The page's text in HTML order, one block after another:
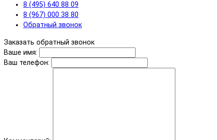
8 (495) 640 88 09
8 (967) 000 38 80
Обратный звонок
Заказать обратный звонок
Ваше имя:
Ваш телефон: